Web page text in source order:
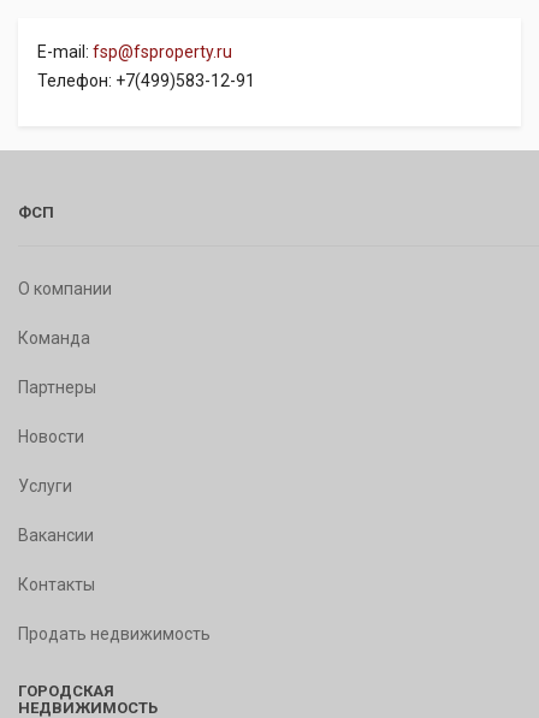
E-mail: fsp@fsproperty.ru
Телефон: +7(499)583-12-91
ФСП
О компании
Команда
Партнеры
Новости
Услуги
Вакансии
Контакты
Продать недвижимость
ГОРОДСКАЯ
НЕДВИЖИМОСТЬ